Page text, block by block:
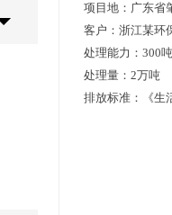
项目地：广东省
客户：浙江某环
处理能力：300
处理量：2万吨
排放标准：《生